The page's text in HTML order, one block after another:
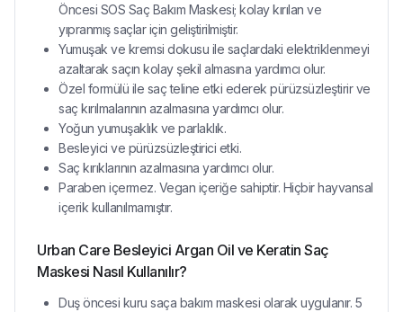
Öncesi SOS Saç Bakım Maskesi; kolay kırılan ve
yıpranmış saçlar için geliştirilmiştir.
Yumuşak ve kremsi dokusu ile saçlardaki elektriklenmeyi
azaltarak saçın kolay şekil almasına yardımcı olur.
Özel formülü ile saç teline etki ederek pürüzsüzleştirir ve
saç kırılmalarının azalmasına yardımcı olur.
Yoğun yumuşaklık ve parlaklık.
Besleyici ve pürüzsüzleştirici etki.
Saç kırıklarının azalmasına yardımcı olur.
Paraben içermez. Vegan içeriğe sahiptir. Hiçbir hayvansal
içerik kullanılmamıştır.
Urban Care Besleyici Argan Oil ve Keratin Saç
Maskesi Nasıl Kullanılır?
Duş öncesi kuru saça bakım maskesi olarak uygulanır. 5